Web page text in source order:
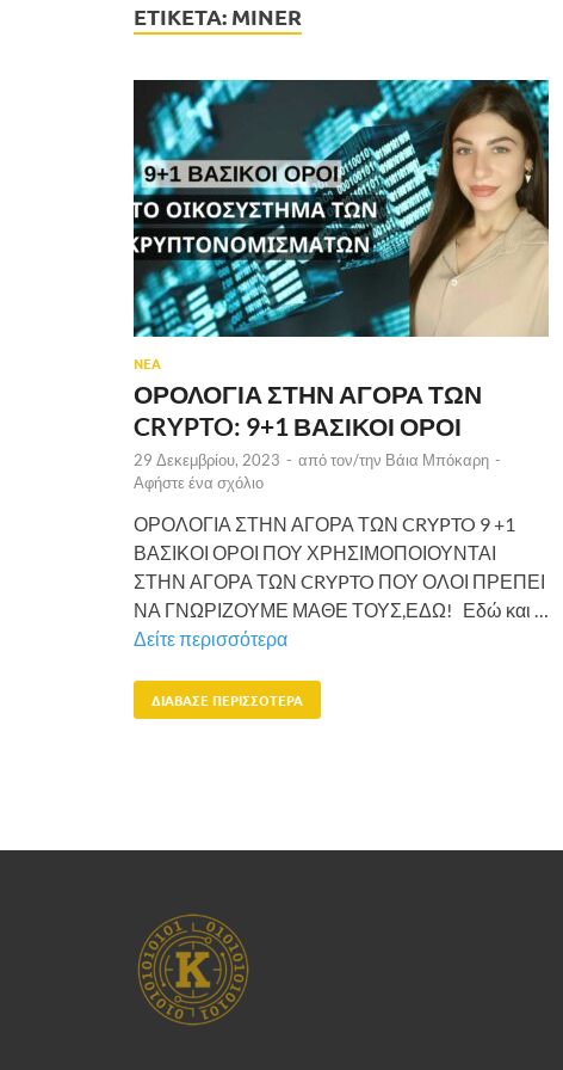
ΕΤΙΚΈΤΑ: MINER
ΝΕΑ
ΟΡΟΛΟΓΙΑ ΣΤΗΝ ΑΓΟΡΑ ΤΩΝ
CRYPTO: 9+1 ΒΑΣΙΚΟΙ ΟΡΟΙ
29 Δεκεμβρίου, 2023 - από τον/την Βάια Μπόκαρη -
Αφήστε ένα σχόλιο
ΟΡΟΛΟΓΙΑ ΣΤΗΝ ΑΓΟΡΑ ΤΩΝ CRYPTO 9 +1
ΒΑΣΙΚΟΙ ΟΡΟΙ ΠΟΥ ΧΡΗΣΙΜΟΠΟΙΟΥΝΤΑΙ
ΣΤΗΝ ΑΓΟΡΑ ΤΩΝ CRYPTO ΠΟΥ ΟΛΟΙ ΠΡΕΠΕΙ
ΝΑ ΓΝΩΡΙΖΟΥΜΕ ΜΑΘΕ ΤΟΥΣ,ΕΔΩ! Εδώ και …
Δείτε περισσότερα
ΔΙΆΒΑΣΕ ΠΕΡΙΣΣΌΤΕΡΑ